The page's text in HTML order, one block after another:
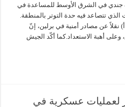
جندي في الشرق الأوسط للمساعدة في
تتصاعد فيه حدة التوتر بالمنطقة.
نقلاً عن مصادر أمنية في برلين، إنّ
أهبة الاستعداد.كما أكّد الجيش
لعمليات عسكرية في